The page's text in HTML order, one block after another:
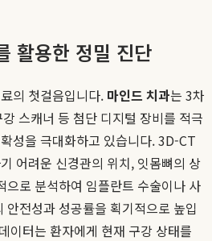
활용한 정밀 진단
의 첫걸음입니다. 마인드 치과는 3차
스캐너 등 첨단 디지털 장비를 적극
성을 극대화하고 있습니다. 3D-CT
어려운 신경관의 위치, 잇몸뼈의 상
으로 분석하여 임플란트 수술이나 사
안전성과 성공률을 획기적으로 높입
이터는 환자에게 현재 구강 상태를